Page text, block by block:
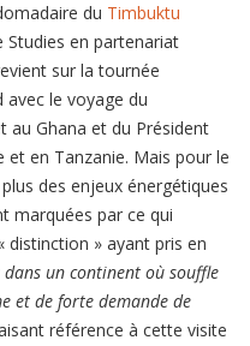
du Timbuktu
Studies en partenariat
sur la tournée
avec le voyage du
au Ghana et du Président
et en Tanzanie. Mais pour le
des enjeux énergétiques
marquées par ce qui
distinction » ayant pris en
un continent où souffle
et de forte demande de
référence à cette visite